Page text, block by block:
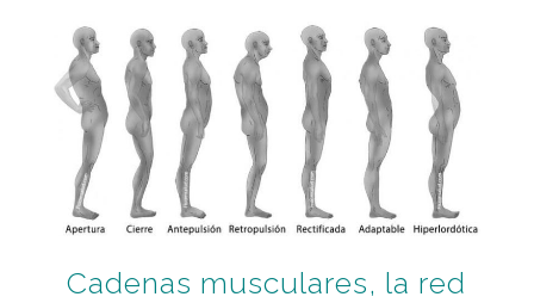
Cadenas musculares, la red